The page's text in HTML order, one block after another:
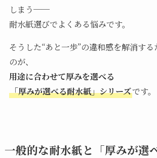
しまう──
耐水紙選びでよくある悩みです。
そうした“あと一歩”の違和感を解消す
のが、
用途に合わせて厚みを選べる
「厚みが選べる耐水紙」シリーズです。
一般的な耐水紙と「厚みが選